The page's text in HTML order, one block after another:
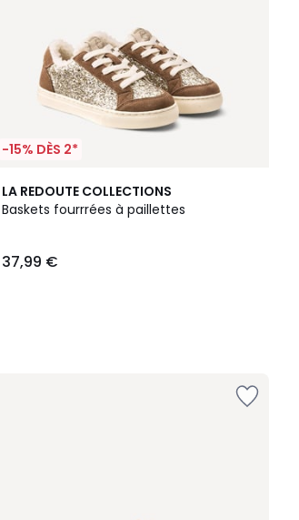
-15% DÈS 2*
LA REDOUTE COLLECTIONS
Baskets fourrrées à paillettes
37,99 €